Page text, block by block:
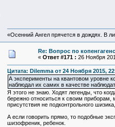
«Осенний Ангел прячется в дождях. В
Re: Вопрос по
« Ответ #171 : 26 Ноября
Цитата: Dilemma от 24 Ноября 2015,
А эксперименты на квантовом уровне
наблюдал их самих в качестве
Я этого не знаю. Ходят легенды, что
бережно относиться к своим
присутствия не подконтрольного
А если говорить прямо, то подобные
шизофреник, ребенок.